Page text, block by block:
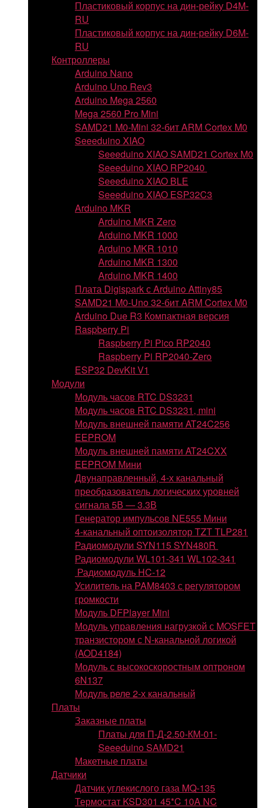
Пластиковый корпус на дин-рейку D4M-
RU
Пластиковый корпус на дин-рейку D6M-
RU
Контроллеры
Arduino Nano
Arduino Uno Rev3
Arduino Mega 2560
Mega 2560 Pro Mini
SAMD21 M0-Mini 32-бит ARM Cortex M0
Seeeduino XIAO
Seeeduino XIAO SAMD21 Cortex M0
Seeeduino XIAO RP2040
Seeeduino XIAO BLE
Seeeduino XIAO ESP32C3
Arduino MKR
Arduino MKR Zero
Arduino MKR 1000
Arduino MKR 1010
Arduino MKR 1300
Arduino MKR 1400
Плата Digispark с Arduino Attiny85
SAMD21 M0-Uno 32-бит ARM Cortex M0
Arduino Due R3 Компактная версия
Raspberry Pi
Raspberry Pi Pico RP2040
Raspberry Pi RP2040-Zero
ESP32 DevKit V1
Модули
Модуль часов RTC DS3231
Модуль часов RTC DS3231, mini
Модуль внешней памяти AT24C256
EEPROM
Модуль внешней памяти AT24CXX
EEPROM Мини
Двунаправленный, 4-х канальный
преобразователь логических уровней
сигнала 5В — 3.3В
Генератор импульсов NE555 Мини
4-канальный оптоизолятор TZT TLP281
Радиомодули SYN115 SYN480R
Радиомодули WL101-341 WL102-341
Радиомодуль HC-12
Усилитель на PAM8403 с регулятором
громкости
Модуль DFPlayer Mini
Модуль управления нагрузкой с MOSFET
транзистором с N-канальной логикой
(AOD4184)
Модуль с высокоскоростным оптроном
6N137
Модуль реле 2-х канальный
Платы
Заказные платы
Платы для П-Д-2.50-КМ-01-
Seeeduino SAMD21
Макетные платы
Датчики
Датчик углекислого газа MQ-135
Термостат KSD301 45*C 10A NC